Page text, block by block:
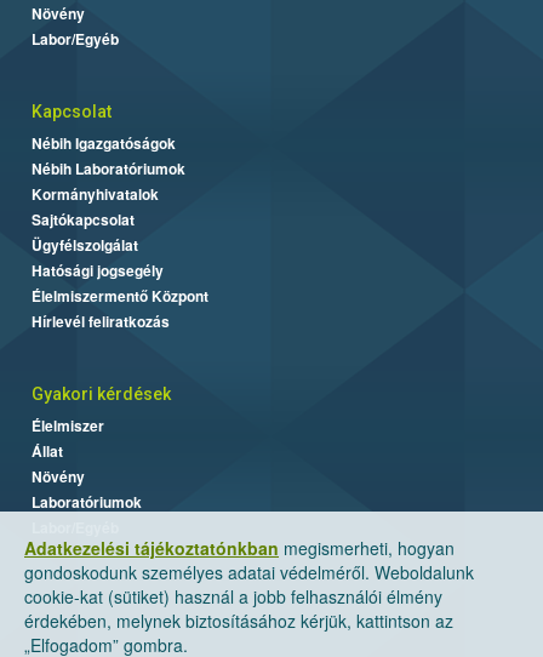
Adatkezelési tájékoztatónkban megismerheti, hogyan
gondoskodunk személyes adatai védelméről. Weboldalunk
cookie-kat (sütiket) használ a jobb felhasználói élmény
érdekében, melynek biztosításához kérjük, kattintson az
„Elfogadom” gombra.
Növény
Labor/Egyéb
Kapcsolat
Nébih Igazgatóságok
Nébih Laboratóriumok
Kormányhivatalok
Sajtókapcsolat
Ügyfélszolgálat
Hatósági jogsegély
Élelmiszermentő Központ
Hírlevél feliratkozás
Gyakori kérdések
Élelmiszer
Állat
Növény
Laboratóriumok